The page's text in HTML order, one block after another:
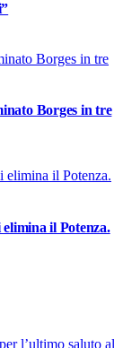
Borges in tre
il Potenza.